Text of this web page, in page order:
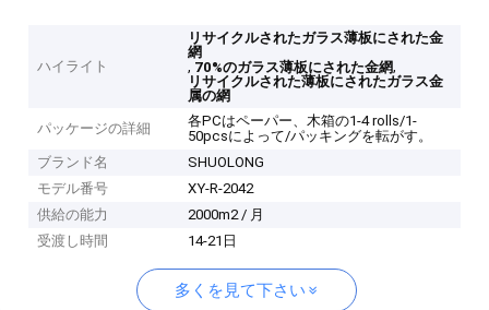
ハイライト
リサイクルされたガラス薄板にされた金
網
, 70%のガラス薄板にされた金網,
リサイクルされた薄板にされたガラス金
属の網
パッケージの詳細
各PCはペーパー、木箱の1-4 rolls/1-
50pcsによって/パッキングを転がす。
ブランド名
SHUOLONG
モデル番号
XY-R-2042
供給の能力
2000m2 / 月
受渡し時間
14-21日
多くを見て下さい